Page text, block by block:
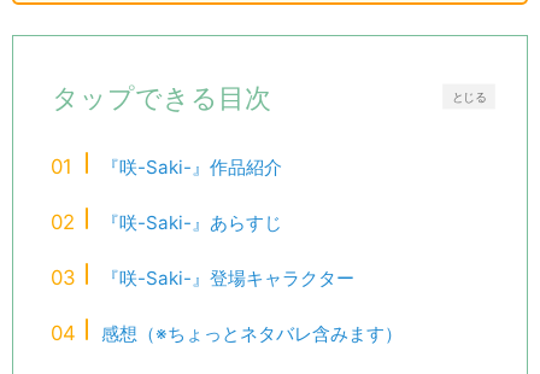
とじる
タップできる目次
『咲-Saki-』作品紹介
『咲-Saki-』あらすじ
『咲-Saki-』登場キャラクター
感想（※ちょっとネタバレ含みます）